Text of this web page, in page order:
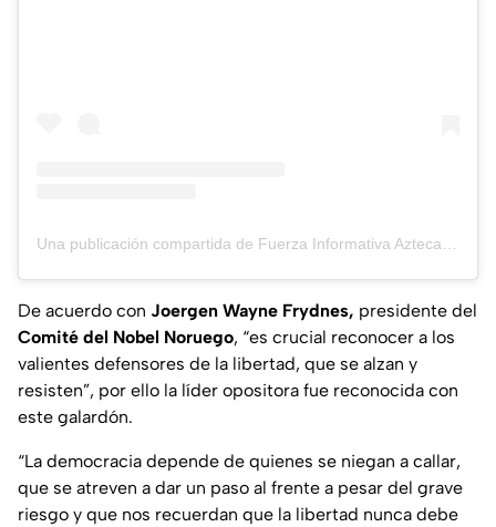
Una publicación compartida de Fuerza Informativa Azteca (@aztecanoticias)
De acuerdo con Joergen Wayne Frydnes, presidente del
Comité del Nobel Noruego, “es crucial reconocer a los
valientes defensores de la libertad, que se alzan y
resisten”, por ello la líder opositora fue reconocida con
este galardón.
“La democracia depende de quienes se niegan a callar,
que se atreven a dar un paso al frente a pesar del grave
riesgo y que nos recuerdan que la libertad nunca debe